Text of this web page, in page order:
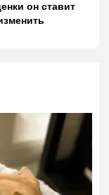
он ставит